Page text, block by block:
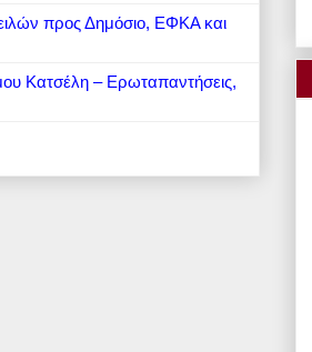
προς Δημόσιο, ΕΦΚΑ και
Κατσέλη – Ερωταπαντήσεις,